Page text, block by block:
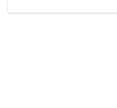
Der Weinbau dominert heute